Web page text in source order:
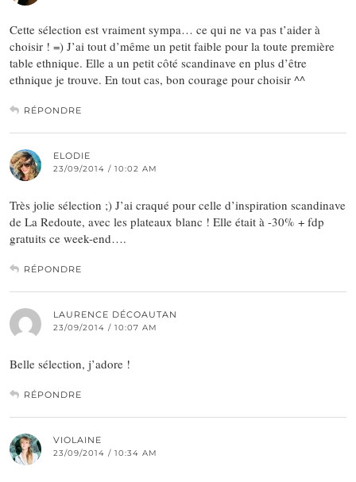
Cette sélection est vraiment sympa… ce qui ne va pas t’aider à
choisir ! =) J’ai tout d’même un petit faible pour la toute première
table ethnique. Elle a un petit côté scandinave en plus d’être
ethnique je trouve. En tout cas, bon courage pour choisir ^^
RÉPONDRE
ELODIE
23/09/2014 / 10:02 AM
Très jolie sélection ;) J’ai craqué pour celle d’inspiration scandinave
de La Redoute, avec les plateaux blanc ! Elle était à -30% + fdp
gratuits ce week-end….
RÉPONDRE
LAURENCE DÉCOAUTAN
23/09/2014 / 10:07 AM
Belle sélection, j’adore !
RÉPONDRE
VIOLAINE
23/09/2014 / 10:34 AM